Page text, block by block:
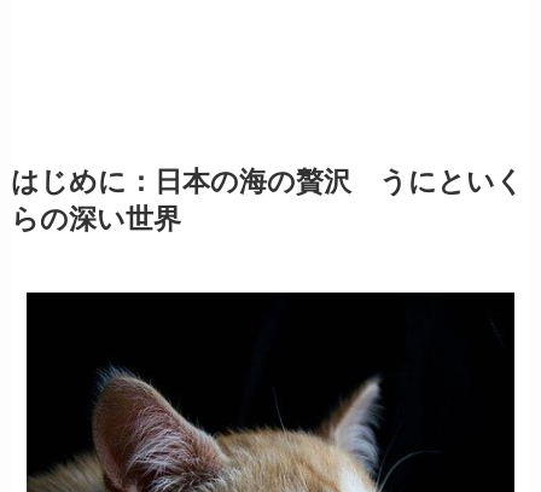
はじめに：日本の海の贅沢 うにといく
らの深い世界